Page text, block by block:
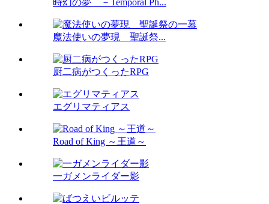
時幻の夢 －Temporal Ph...
魔法使いの夢現 聖誕祭...
厨二病がつくったRPG
エグリマティアス
Road of King ～王道～
一ガメンライダー影